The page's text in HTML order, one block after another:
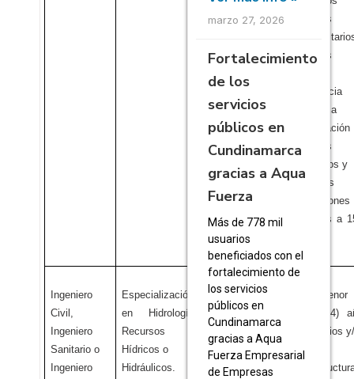
sistemas
al menos
experiencia
especifica
sistemas
hidráulicos y
sanitarios
inferiores a
Ingeniero
Civil,
Ingeniero
Sanitario o
Ingeniero
Especialización
en Hidrología,
Recursos
Hídricos o
Hidráulicos.
No menor de
seis (6) años.
No
cuatro (4)
en estudios
diseños
marzo 27, 2026
Fortalecimiento
de los
servicios
públicos en
Cundinamarca
gracias a Aqua
Fuerza
Más de 778 mil
usuarios
beneficiados con el
fortalecimiento de
los servicios
públicos en
Cundinamarca
gracias a Aqua
Fuerza Empresarial
de Empresas